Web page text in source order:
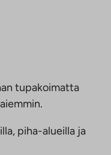
tupakoimatta
piha-alueilla ja